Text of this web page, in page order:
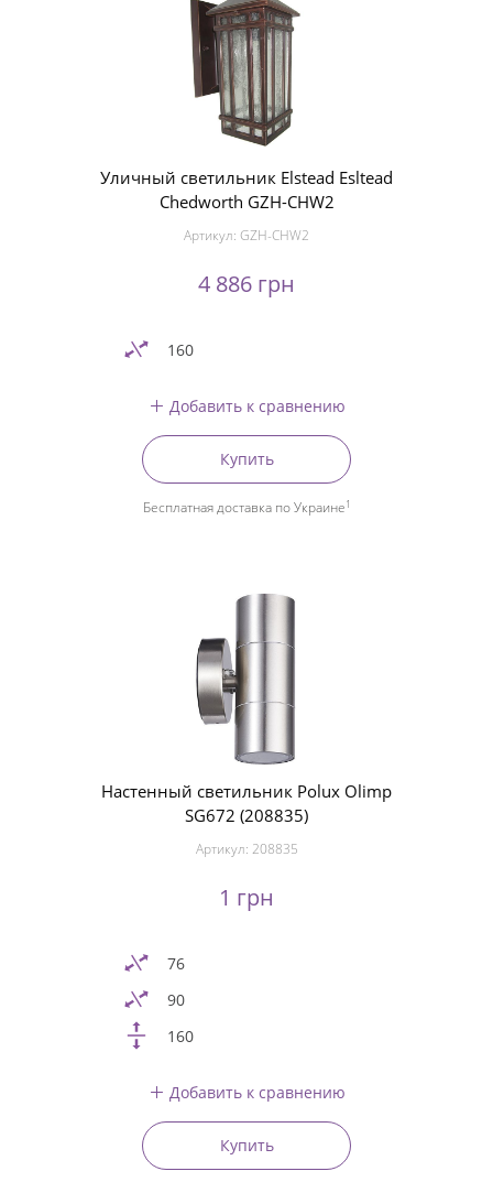
Уличный светильник Elstead Esltead
Chedworth GZH-CHW2
Артикул: GZH-CHW2
4 886 грн
160
Добавить к сравнению
Купить
Бесплатная доставка по Украине1
Настенный светильник Polux Olimp
SG672 (208835)
Артикул: 208835
1 грн
76
90
160
Добавить к сравнению
Купить